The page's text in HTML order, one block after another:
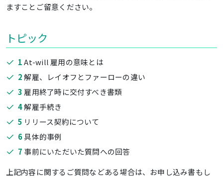
ますことご留意ください。
トピック
1At-will 雇用の意味とは
2解雇、レイオフとファーローの違い
3 雇用終了時に交付すべき書類
4解雇手続き
5 リリース契約について
6具体的事例
7 事前にいただいた質問への回答
上記内容に関するご質問などある場合は、お申し込み書もし